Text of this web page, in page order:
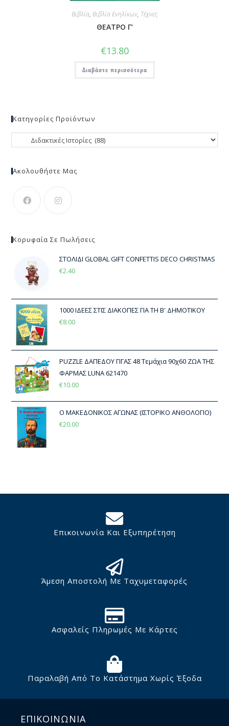
Βιβλία, Βιβλία Ενηλίκων, Τέχνες
ΘΕΑΤΡΟ Γ’
€13.80
Διαβάστε περισσότερα
Κατηγορίες Προϊόντων
Ακολουθήστε Μας
Κορυφαία Σε Πωλήσεις
ΣΤΟΛΙΔΙ GLOBAL GIFT CONFETTIS DECO CHRISTMAS
€2.40
1000 ΙΔΕΕΣ ΣΤΙΣ ΔΙΑΚΟΠΕΣ ΓΙΑ ΤΗ Β' ΔΗΜΟΤΙΚΟΥ
€8.00
PUZZLE ΔΑΠΕΔΟΥ ΓΙΓΑΣ 48 Τεμάχια 90χ60 ΖΩΑ ΤΗΣ
ΦΑΡΜΑΣ LUNA 621470
€10.00
Ο ΜΑΚΕΔΟΝΙΚΟΣ ΑΓΩΝΑΣ (ΙΣΤΟΡΙΚΟ ΑΝΘΟΛΟΓΙΟ)
€20.00
Επικοινωνία Και Εξυπηρέτηση
Άμεση Αποστολή Με Ταχυμεταφορές
Ασφαλείς Πληρωμές Με Κάρτες
Παραλαβή Από Το Κατάστημα Χωρίς Έξοδα
ΕΠΙΚΟΙΝΩΝΙΑ